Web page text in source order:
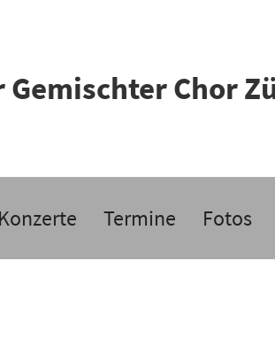
Gemischter Chor
Konzerte Termine Fotos